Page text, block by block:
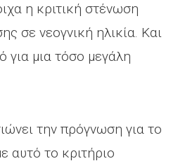
η κριτική στένωση
σε νεογνική ηλικία. Και
για μια τόσο μεγάλη
την πρόγνωση για το
αυτό το κριτήριο